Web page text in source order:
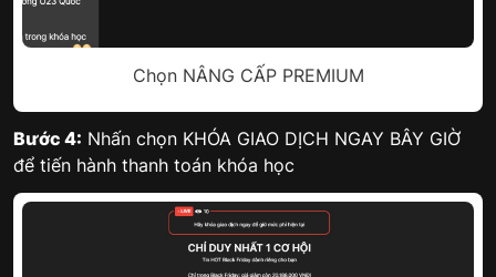
Chọn NÂNG CẤP PREMIUM
Bước 4: Nhấn chọn KHÓA GIAO DỊCH NGAY BÂY GIỜ
để tiến hành thanh toán khóa học